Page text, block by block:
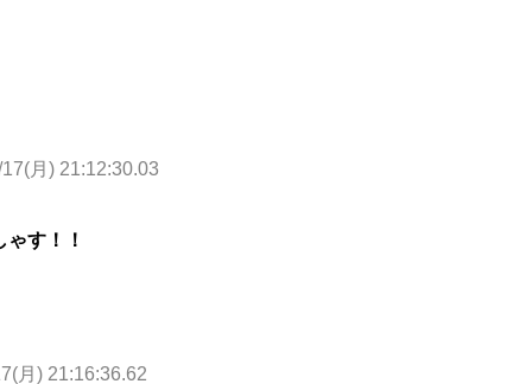
月) 21:12:30.03
す！！
月) 21:16:36.62